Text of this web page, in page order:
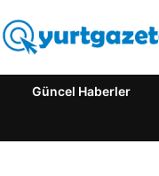
Güncel Haberler